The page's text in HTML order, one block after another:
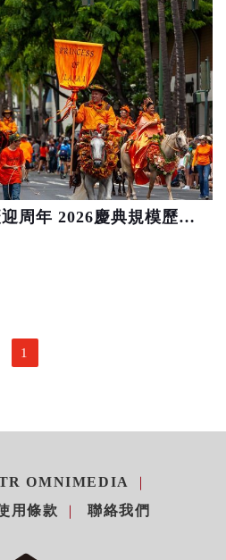
夏威夷三大文化節慶迎周年 2026慶典規模歷年之最 精選十大必訪年度盛事
1
OMNIMEDIA
用條款
聯絡我們